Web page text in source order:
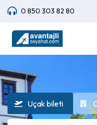
0 850 303 82 80
Uçak bileti